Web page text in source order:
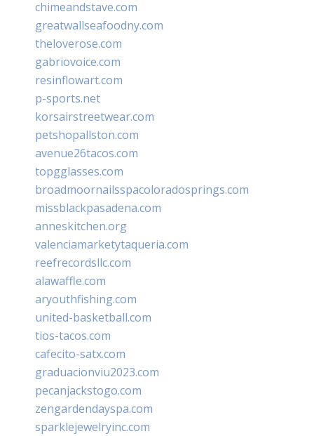
chimeandstave.com
greatwallseafoodny.com
theloverose.com
gabriovoice.com
resinflowart.com
p-sports.net
korsairstreetwear.com
petshopallston.com
avenue26tacos.com
topgglasses.com
broadmoornailsspacoloradosprings.com
missblackpasadena.com
anneskitchen.org
valenciamarketytaqueria.com
reefrecordsllc.com
alawaffle.com
aryouthfishing.com
united-basketball.com
tios-tacos.com
cafecito-satx.com
graduacionviu2023.com
pecanjackstogo.com
zengardendayspa.com
sparklejewelryinc.com